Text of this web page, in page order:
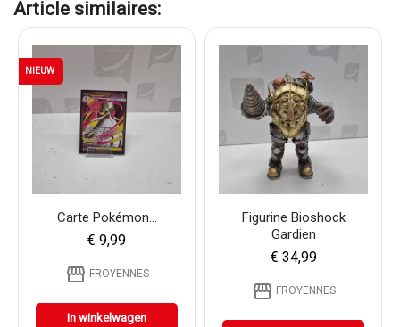
Article similaires:
Carte Pokémon...
€ 9,99
storefront FROYENNES
In winkelwagen
NIEUW
Figurine Bioshock
Gardien
€ 34,99
storefront FROYENNES